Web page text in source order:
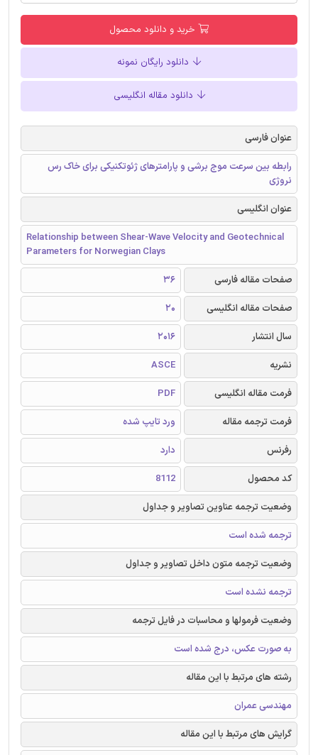
خرید و دانلود محصول
دانلود رایگان نمونه
دانلود مقاله انگلیسی
عنوان فارسی
رابطه بین سرعت موج برشی و پارامترهای ژئوتکنیکی برای خاک رس
نروژی
عنوان انگلیسی
Relationship between Shear-Wave Velocity and Geotechnical
Parameters for Norwegian Clays
صفحات مقاله فارسی
36
صفحات مقاله انگلیسی
20
سال انتشار
2016
نشریه
ASCE
فرمت مقاله انگلیسی
PDF
فرمت ترجمه مقاله
ورد تایپ شده
رفرنس
دارد
کد محصول
8112
وضعیت ترجمه عناوین تصاویر و جداول
ترجمه شده است
وضعیت ترجمه متون داخل تصاویر و جداول
ترجمه نشده است
وضعیت فرمولها و محاسبات در فایل ترجمه
به صورت عکس، درج شده است
رشته های مرتبط با این مقاله
مهندسی عمران
گرایش های مرتبط با این مقاله